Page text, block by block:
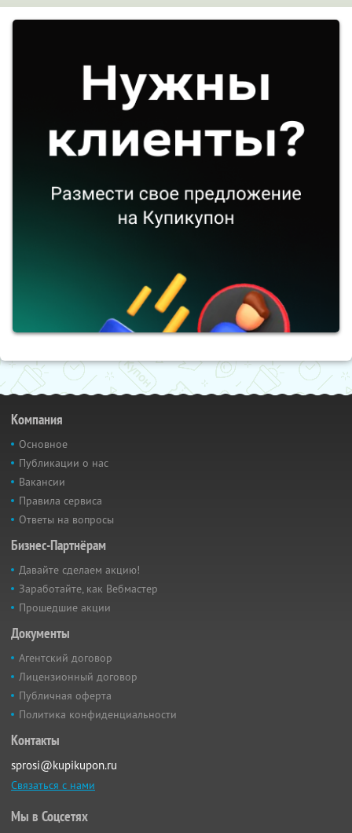
Компания
Основное
Публикации о нас
Вакансии
Правила сервиса
Ответы на вопросы
Бизнес-Партнёрам
Давайте сделаем акцию!
Заработайте, как Вебмастер
Прошедшие акции
Документы
Агентский договор
Лицензионный договор
Публичная оферта
Политика конфиденциальности
Контакты
sprosi@kupikupon.ru
Связаться с нами
Мы в Соцсетях